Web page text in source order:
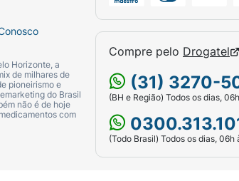
mcg de salmeterol)Propionato de
em doenças dos
respiratório, entre elas a asma, em
de bronquite crônica e enfisema.
Horizonte, a
de milhares de
pioneirismo e
do Brasil
não é de hoje
com
Compre pelo Drogatel
(31) 3270-
(BH e Região) Todos os dias,
(Todo Brasil) Todos os dias, 06h